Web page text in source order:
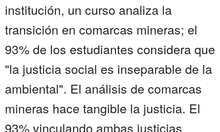
institución, un curso analiza la
transición en comarcas mineras; el
93% de los estudiantes considera que
"la justicia social es inseparable de la
ambiental". El análisis de comarcas
mineras hace tangible la justicia. El
93% vinculando ambas justicias